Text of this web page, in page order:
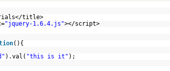
title>
"jquery-1.6.4.js"></script>
(){
).val( "this is it" );